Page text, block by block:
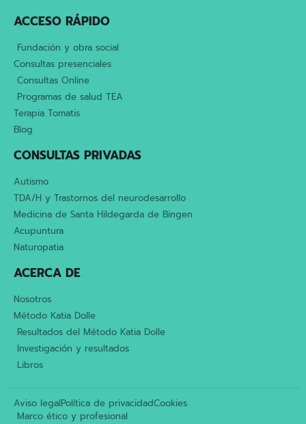
ACCESO RÁPIDO
Fundación y obra social
Consultas presenciales
Consultas Online
Programas de salud TEA
Terapia Tomatis
Blog
CONSULTAS PRIVADAS
Autismo
TDA/H y Trastornos del neurodesarrollo
Medicina de Santa Hildegarda de Bingen
Acupuntura
Naturopatia
ACERCA DE
Nosotros
Método Katia Dolle
Resultados del Método Katia Dolle
Investigación y resultados
Libros
Aviso legalPolítica de privacidadCookies
Marco ético y profesional